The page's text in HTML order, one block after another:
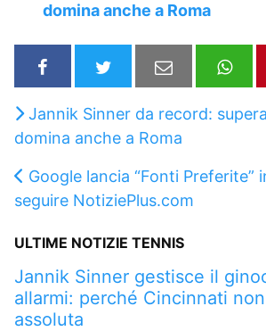
domina anche a Roma
Jannik Sinner da record:
domina anche a Roma
Google lancia “Fonti Preferite”
seguire NotiziePlus.com
ULTIME NOTIZIE TENNIS
Jannik Sinner gestisce il
allarmi: perché Cincinnati
assoluta